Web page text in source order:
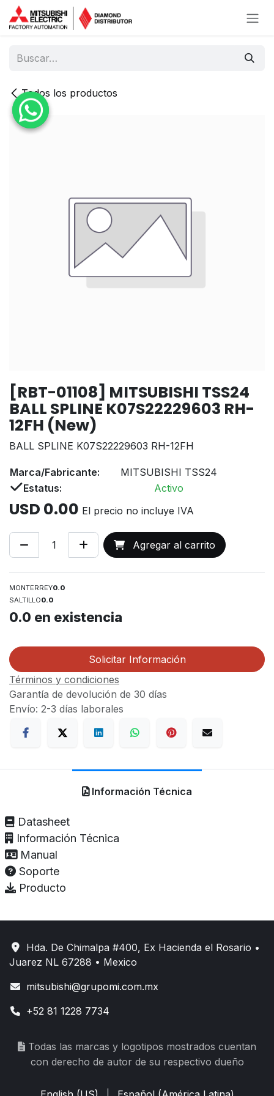
Ir al contenido
Todos los productos
[RBT-01108] MITSUBISHI TSS24
BALL SPLINE K07S22229603 RH-
12FH (New)
BALL SPLINE K07S22229603 RH-12FH
Marca/Fabricante:
MITSUBISHI TSS24
Estatus:
Activo
USD 0.00 El precio no incluye IVA
Agregar al carrito
MONTERREY0.0
SALTILLO0.0
0.0 en existencia
Solicitar Información
Términos y condiciones
Garantía de devolución de 30 días
Envío: 2-3 días laborales
Información Técnica
Datasheet
Información Técnica
Manual
Soporte
Producto
Hda. De Chimalpa #400, Ex Hacienda el Rosario •
Juarez NL 67288 • Mexico
mitsubishi@grupomi.com.mx
+52 81 1228 7734
Todas las marcas y logotipos mostrados cuentan
con derecho de autor de su respectivo dueño